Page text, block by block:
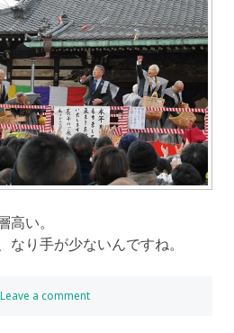
い。
り手が少ないんですね。
Leave a comment